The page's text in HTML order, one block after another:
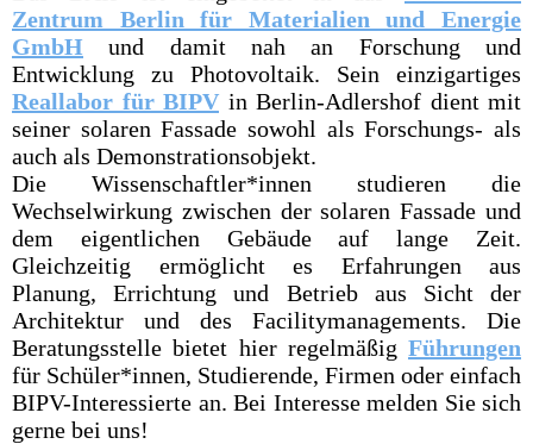
Zentrum Berlin für Materialien und Energie
GmbH und damit nah an Forschung und
Entwicklung zu Photovoltaik. Sein einzigartiges
Reallabor für BIPVin Berlin-Adlershof dient mit
seiner solaren Fassade sowohl als Forschungs- als
auch als Demonstrationsobjekt.
Die Wissenschaftler*innen studieren die
Wechselwirkung zwischen der solaren Fassade und
dem eigentlichen Gebäude auf lange Zeit.
Gleichzeitig ermöglicht es Erfahrungen aus
Planung, Errichtung und Betrieb aus Sicht der
Architektur und des Facilitymanagements. Die
Beratungsstelle bietet hier regelmäßig Führungen
für Schüler*innen, Studierende, Firmen oder einfach
BIPV-Interessierte an. Bei Interesse melden Sie sich
gerne bei uns!